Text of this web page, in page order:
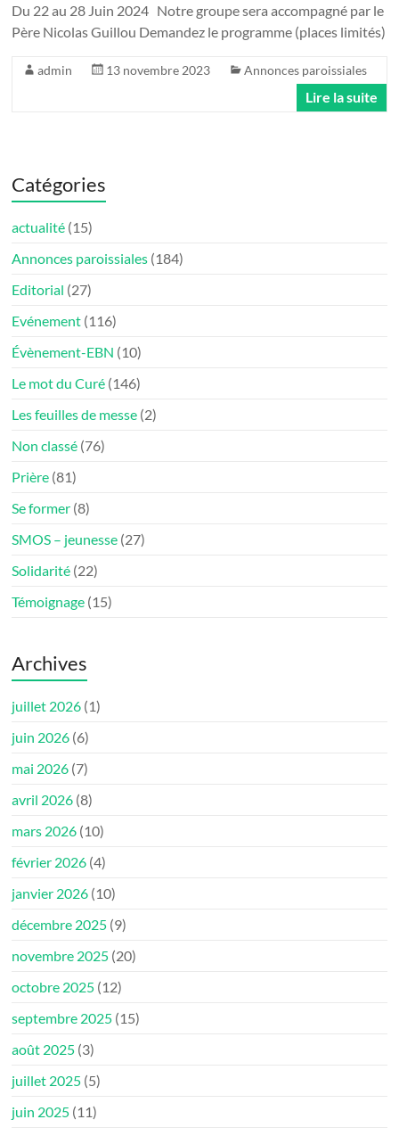
Du 22 au 28 Juin 2024 Notre groupe sera accompagné par le
Père Nicolas Guillou Demandez le programme (places limités)
admin 13 novembre 2023 Annonces paroissiales
Lire la suite
Catégories
actualité (15)
Annonces paroissiales (184)
Editorial (27)
Evénement (116)
Évènement-EBN (10)
Le mot du Curé (146)
Les feuilles de messe (2)
Non classé (76)
Prière (81)
Se former (8)
SMOS – jeunesse (27)
Solidarité (22)
Témoignage (15)
Archives
juillet 2026 (1)
juin 2026 (6)
mai 2026 (7)
avril 2026 (8)
mars 2026 (10)
février 2026 (4)
janvier 2026 (10)
décembre 2025 (9)
novembre 2025 (20)
octobre 2025 (12)
septembre 2025 (15)
août 2025 (3)
juillet 2025 (5)
juin 2025 (11)